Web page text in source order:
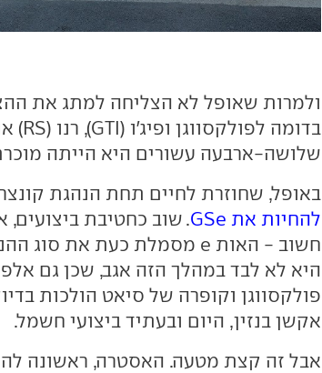
ולמרות שאופל לא הצליחה למתג את
שלושה-ארבעה עשורים היא הייתה
באופל, שחוזרת לחיים תחת הנהגת
להחיות את GSe
. שוב כחטיבת
פולקסווגן וקופרה של סיאט הולכות
אקשן בנזין, היום ובעתיד ביצועי חשמל.
אבל זה קצת מטעה. האסטרה, ראשונה